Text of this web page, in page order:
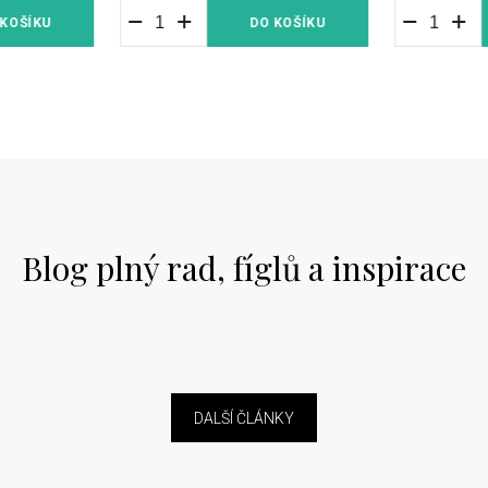
DO KOŠÍKU
Blog plný rad, fíglů a inspirace
DALŠÍ ČLÁNKY